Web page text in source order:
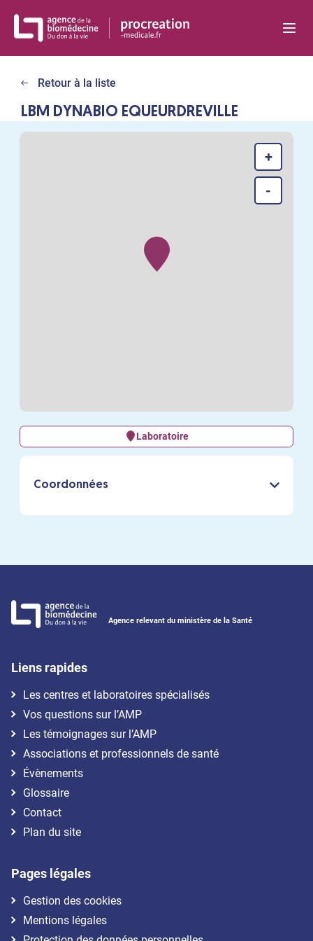
Retour à la liste
LBM DYNABIO EQUEURDREVILLE
+
-
Laboratoire
Coordonnées
Agence relevant du ministère de la Santé
Liens rapides
Les centres et laboratoires spécialisés
Vos questions sur l’AMP
Les témoignages sur l’AMP
Associations et professionnels de santé
Évènements
Glossaire
Contact
Plan du site
Pages légales
Gestion des cookies
Mentions légales